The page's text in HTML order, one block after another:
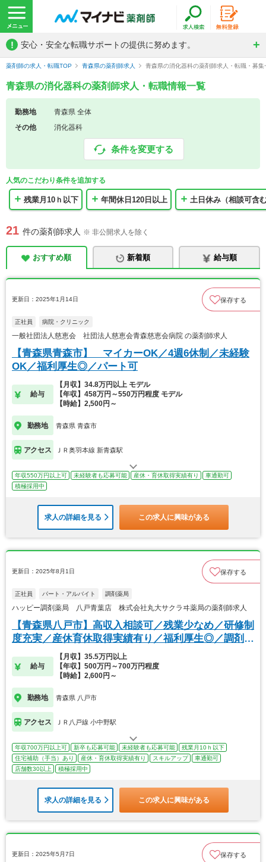
! 安心・安全な転職サポートの提供に努めます。
薬剤師の求人・転職TOP 青森県の薬剤師求人 青森県の消化器科の薬剤師求人・転職・募集
青森県の消化器科の薬剤師求人・転職情報一覧
勤務地
青森県 全体
その他
消化器科
条件を変更する
人気のこだわり条件を追加する
残業月10ｈ以下 年間休日120日以上 土日休み（相談可含
21 件の薬剤師求人 ※ 非公開求人を除く
おすすめ順 新着順 給与順
更新日：2025年1月14日 保存する
正社員 病院・クリニック
一般社団法人慈恵会 社団法人慈恵会青森慈恵会病院 の薬剤師求人
【青森県青森市】 マイカーOK／4週6休制／未経験
OK／福利厚生◎／パート可
給与
【月収】34.8万円以上 モデル
【年収】458万円～550万円程度 モデル
【時給】2,500円～
勤務地 青森県 青森市
アクセス ＪＲ奥羽本線 新青森駅
年収550万円以上可 未経験者も応募可能 産休・育休取得実績有り
車通勤可
積極採用中
求人の詳細を見る この求人に興味がある
更新日：2025年8月1日 保存する
正社員 パート・アルバイト 調剤薬局
ハッピー調剤薬局 八戸青葉店 株式会社丸大サクラヰ薬局の薬剤師求人
【青森県八戸市】高収入相談可／残業少なめ／研修制
度充実／産休育休取得実績有り／福利厚生◎／調剤専
給与
【月収】35.5万円以上
【年収】500万円～700万円程度
【時給】2,600円～
勤務地 青森県 八戸市
アクセス ＪＲ八戸線 小中野駅
年収700万円以上可 新卒も応募可能 未経験者も応募可能
残業月10ｈ以下
住宅補助（手当）あり
産休・育休取得実績有り スキルアップ
車通勤可
店舗数30以上
積極採用中
求人の詳細を見る この求人に興味がある
更新日：2025年5月7日 保存する